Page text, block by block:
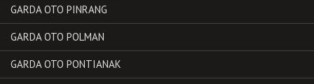
GARDA OTO PINRANG
GARDA OTO POLMAN
GARDA OTO PONTIANAK